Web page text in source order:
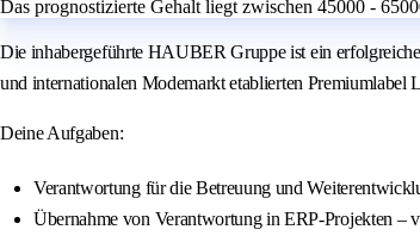
Das prognostizierte Gehalt liegt zwischen 45000 -
Die inhabergeführte HAUBER Gruppe ist ein
und internationalen Modemarkt etablierten
Deine Aufgaben:
Verantwortung für die Betreuung und
Übernahme von Verantwortung in ERP-Projekten –